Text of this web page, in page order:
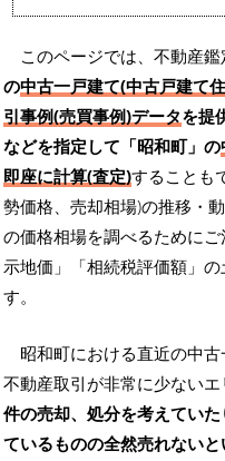
このページでは、不動産
の中古一戸建て(中古戸建て
引事例(売買事例)データを提
などを指定して「昭和町」の
即座に計算(査定)することも
勢価格、売却相場)の推移・
の価格相場を調べるために
示地価」「相続税評価額」
す。
昭和町における直近の中
不動産取引が非常に少ないエ
件の売却、処分を考えてい
ているものの全然売れない